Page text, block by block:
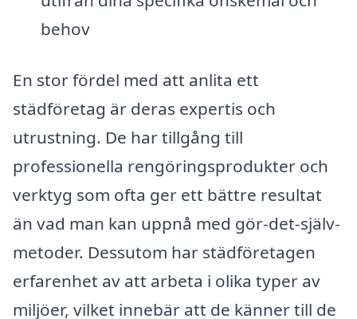
behov
En stor fördel med att anlita ett
städföretag är deras expertis och
utrustning. De har tillgång till
professionella rengöringsprodukter och
verktyg som ofta ger ett bättre resultat
än vad man kan uppnå med gör-det-själv-
metoder. Dessutom har städföretagen
erfarenhet av att arbeta i olika typer av
miljöer, vilket innebär att de känner till de